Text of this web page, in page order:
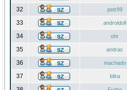
32 petr99
33 androidoll
34 ohr
35 andras
36 machado
37 Mira